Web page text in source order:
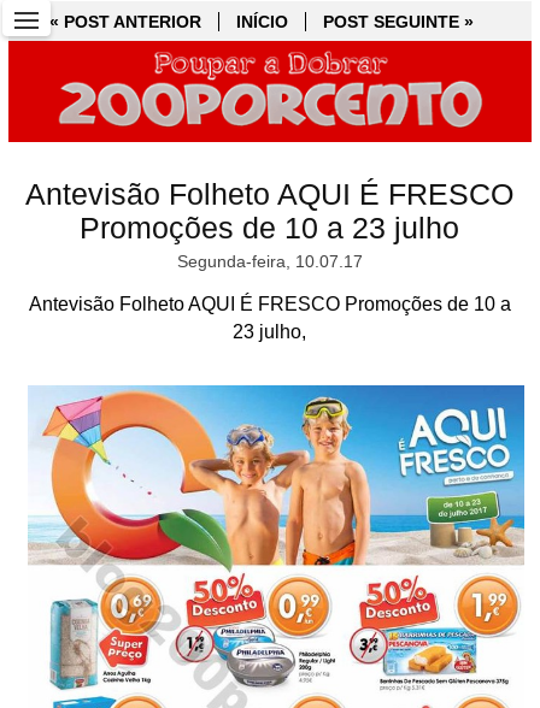
« POST ANTERIOR INÍCIO POST SEGUINTE »
Antevisão Folheto AQUI É FRESCO
Promoções de 10 a 23 julho
Segunda-feira, 10.07.17
Antevisão Folheto AQUI É FRESCO Promoções de 10 a
23 julho,
« POST ANTERIOR INÍCIO POST SEGUINTE »